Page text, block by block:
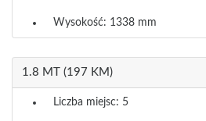
Wysokość: 1338 mm
1.8 MT (197 KM)
Liczba miejsc: 5